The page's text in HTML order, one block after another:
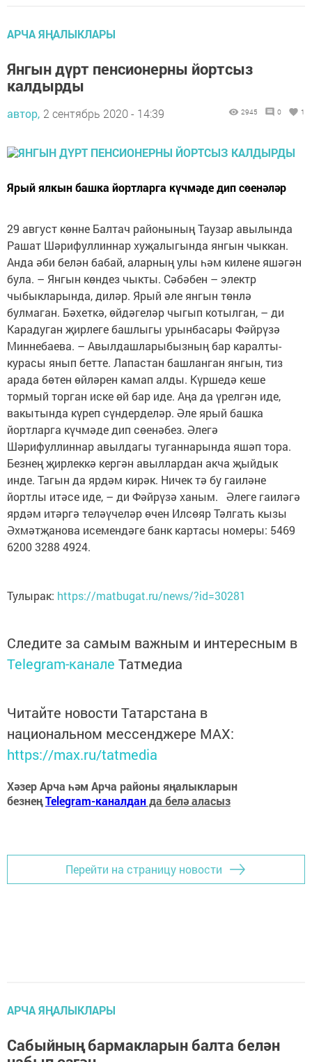
АРЧА ЯҢАЛЫКЛАРЫ
Янгын дүрт пенсионерны йортсыз
калдырды
автор, 2 сентябрь 2020 - 14:39 2945 0 1
Ярый ялкын башка йортларга күчмәде дип сөенәләр
29 август көнне Балтач районының Таузар авылында
Рашат Шәрифуллиннар хуҗалыгында янгын чыккан.
Анда әби белән бабай, аларның улы һәм килене яшәгән
була. – Янгын көндез чыкты. Сәбәбен – электр
чыбыкларында, диләр. Ярый әле янгын төнлә
булмаган. Бәхеткә, өйдәгеләр чыгып котылган, – ди
Карадуган җирлеге башлыгы урынбасары Фәйрүзә
Миннебаева. – Авылдашларыбызның бар каралты-
курасы янып бетте. Лапастан башланган янгын, тиз
арада бөтен өйләрен камап алды. Күршедә кеше
тормый торган иске өй бар иде. Аңа да үрелгән иде,
вакытында күреп сүндерделәр. Әле ярый башка
йортларга күчмәде дип сөенәбез. Әлегә
Шәрифуллиннар авылдагы туганнарында яшәп тора.
Безнең җирлеккә кергән авыллардан акча җыйдык
инде. Тагын да ярдәм кирәк. Ничек тә бу гаиләне
йортлы итәсе иде, – ди Фәйрүзә ханым. Әлеге гаиләгә
ярдәм итәргә теләүчеләр өчен Илсөяр Тәлгать кызы
Әхмәтҗанова исемендәге банк картасы номеры: 5469
6200 3288 4924.
Тулырак: https://matbugat.ru/news/?id=30281
Следите за самым важным и интересным в
Telegram-канале Татмедиа
Читайте новости Татарстана в
национальном мессенджере MАХ:
https://max.ru/tatmedia
Хәзер Арча һәм Арча районы яңалыкларын
безнеңTelegram-каналданда белә аласыз
Перейти на страницу новости
АРЧА ЯҢАЛЫКЛАРЫ
Сабыйның бармакларын балта белән